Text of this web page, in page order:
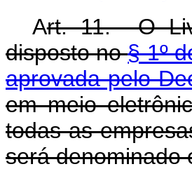
Art. 11. O
disposto no§ 1º
aprovada pelo
em meio
todas as
será denominado